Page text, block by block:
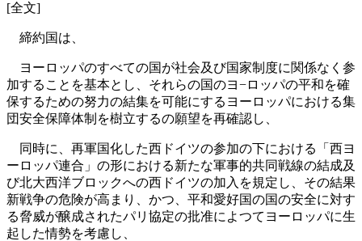
[全文]
締約国は、
ヨーロッパのすべての国が社会及び国家制度に関係なく参
加することを基本とし、それらの国のヨ−ロッパの平和を確
保するための努力の結集を可能にするヨーロッパにおける集
団安全保障体制を樹立するの願望を再確認し、
同時に、再軍国化した西ドイツの参加の下における「西ヨ
ーロッパ連合」の形における新たな軍事的共同戦線の結成及
び北大西洋ブロックへの西ドイツの加入を規定し、その結果
新戦争の危険が高まり、かつ、平和愛好国の国の安全に対す
る脅威が醸成されたパリ協定の批准によつてヨーロッパに生
起した情勢を考慮し、